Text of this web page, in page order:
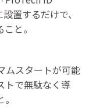
置するだけで、
と。
ムスタートが可能
トで無駄なく導